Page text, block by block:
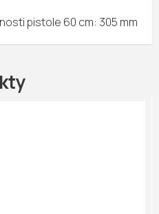
pistole 60 cm: 305 mm